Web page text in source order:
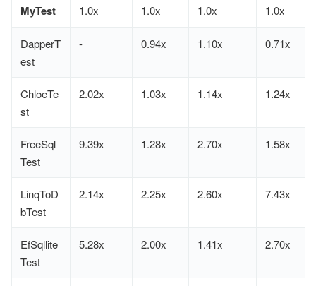
MyTest 1.0x 1.0x 1.0x 1.0x
DapperT
est
- 0.94x 1.10x 0.71x
ChloeTe
st
2.02x 1.03x 1.14x 1.24x
FreeSql
Test
9.39x 1.28x 2.70x 1.58x
LinqToD
bTest
2.14x 2.25x 2.60x 7.43x
EfSqllite
Test
5.28x 2.00x 1.41x 2.70x